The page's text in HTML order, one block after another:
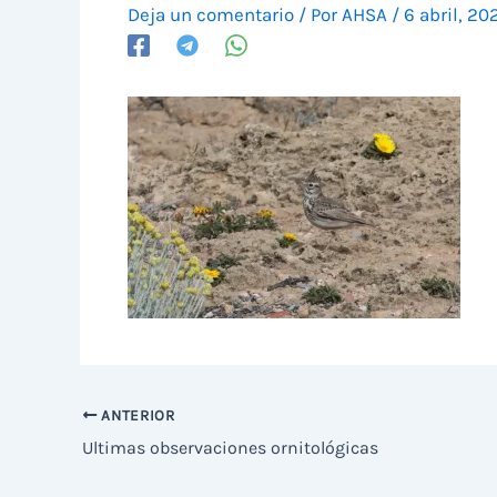
Deja un comentario / Por AHSA / 6 abril,
ANTERIOR
Ultimas observaciones ornitológicas